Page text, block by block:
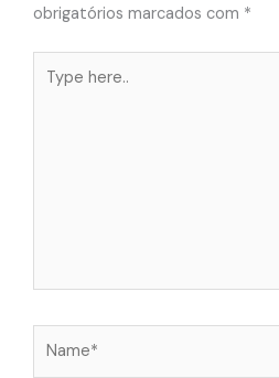
obrigatórios marcados com *
here..